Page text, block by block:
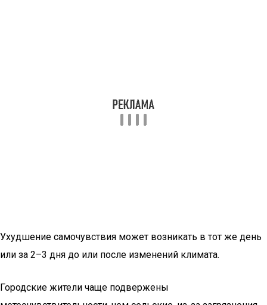
Ухудшение самочувствия может возникать в тот же день
или за 2–3 дня до или после изменений климата.
Городские жители чаще подвержены